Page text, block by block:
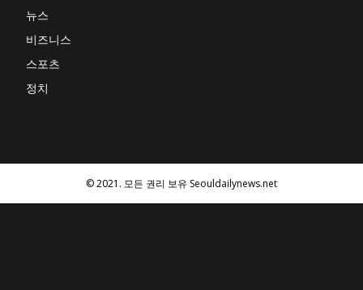
뉴스
비즈니스
스포츠
정치
© 2021. 모든 권리 보유 Seouldailynews.net